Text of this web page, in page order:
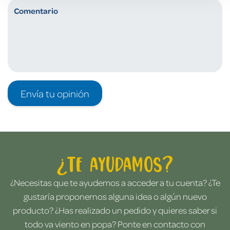
Envía tu opinión
¿Te ayudamos?
¿Necesitas que te ayudemos a acceder a tu cuenta? ¿Te
gustaría proponernos alguna idea o algún nuevo
producto? ¿Has realizado un pedido y quieres saber si
todo va viento en popa? Ponte en contacto con